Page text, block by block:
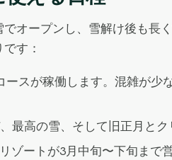
オープンし、雪解け後も長
す：
ースが稼働します。混雑が
最高の雪、そして旧正月と
ゾートが3月中旬〜下旬ま